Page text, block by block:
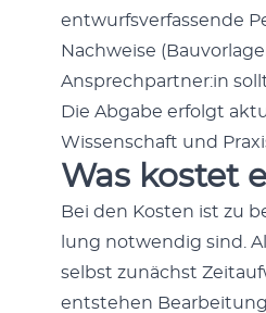
entwurfsver­fassende
Nach­weise
Ansprechpartner:in
Die Abgabe erfol­gt
Wis­senschaft und
Was kostet
Bei den Kosten ist zu
lung notwendig sind.
selb­st zunächst
entste­hen